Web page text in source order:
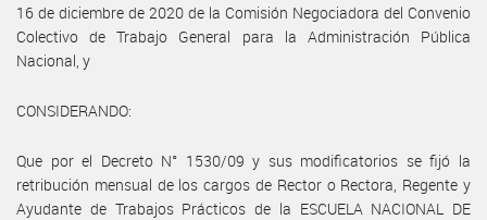
16 de diciembre de 2020 de la Comisión Negociadora del Convenio
Colectivo de Trabajo General para la Administración Pública
Nacional, y
CONSIDERANDO:
Que por el Decreto N° 1530/09 y sus modificatorios se fijó la
retribución mensual de los cargos de Rector o Rectora, Regente y
Ayudante de Trabajos Prácticos de la ESCUELA NACIONAL DE